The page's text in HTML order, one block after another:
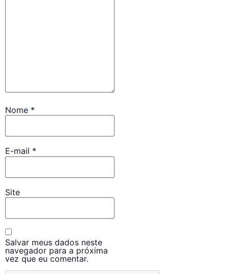
Nome *
E-mail *
Site
Salvar meus dados neste
navegador para a próxima
vez que eu comentar.